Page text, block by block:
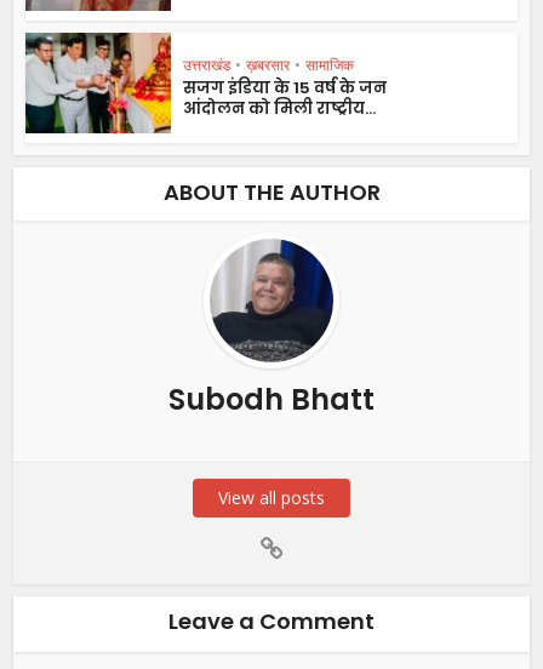
उत्तराखंड • ख़बरसार • सामाजिक
सजग इंडिया के 15 वर्ष के जन
आंदोलन को मिली राष्ट्रीय...
ABOUT THE AUTHOR
Subodh Bhatt
View all posts
Leave a Comment